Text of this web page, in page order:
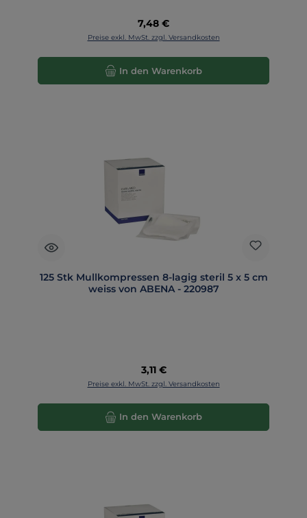
Regulärer Preis:
7,48 €
Preise exkl. MwSt. zzgl. Versandkosten
In den Warenkorb
125 Stk Mullkompressen 8-lagig steril 5 x 5 cm
weiss von ABENA - 220987
Regulärer Preis:
3,11 €
Preise exkl. MwSt. zzgl. Versandkosten
In den Warenkorb